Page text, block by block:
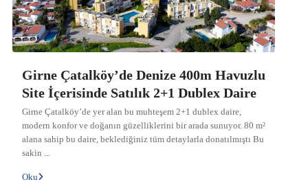
Girne Çatalköy’de Denize 400m Havuzlu
Site İçerisinde Satılık 2+1 Dublex Daire
Girne Çatalköy’de yer alan bu muhteşem 2+1 dublex daire,
modern konfor ve doğanın güzelliklerini bir arada sunuyor. 80 m²
alana sahip bu daire, beklediğiniz tüm detaylarla donatılmıştı Bu
sakin
Oku